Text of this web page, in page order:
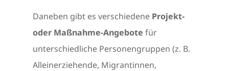
Daneben gibt es verschiedene Projekt-
oder Maßnahme-Angebote für
unterschiedliche Personengruppen (z. B.
Alleinerziehende, Migrantinnen,